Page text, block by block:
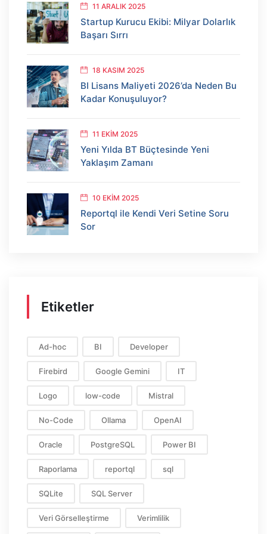
11 ARALIK 2025
Startup Kurucu Ekibi: Milyar Dolarlık
Başarı Sırrı
18 KASIM 2025
BI Lisans Maliyeti 2026’da Neden Bu
Kadar Konuşuluyor?
11 EKIM 2025
Yeni Yılda BT Büçtesinde Yeni
Yaklaşım Zamanı
10 EKIM 2025
Reportql ile Kendi Veri Setine Soru
Sor
Etiketler
Ad-hoc BI Developer
Firebird Google Gemini IT
Logo low-code Mistral
No-Code Ollama OpenAI
Oracle PostgreSQL Power BI
Raporlama reportql sql
SQLite SQL Server
Veri Görselleştirme Verimlilik